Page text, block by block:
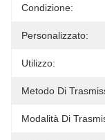
Condizione:
Personalizzato:
Utilizzo:
Metodo Di
Modalità Di